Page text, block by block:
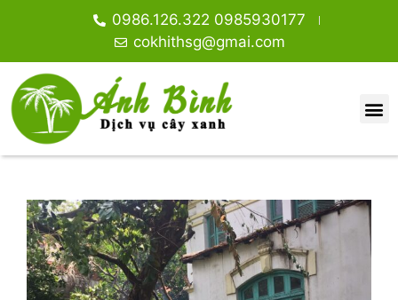
0986.126.322 0985930177
cokhithsg@gmai.com